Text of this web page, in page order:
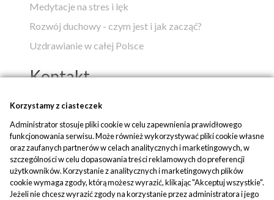
Medytacje na stres i lęk
Rozwój duchowy - czym jest i jak zacząć?
Uzdrawianie w całej Polsce
Kontakt
Popko - Centrum Medytacji i Uzdrawiania
ul. Piaskowa 1
42-700 Rusinowice
tel:+48 509 580 042
mail:biuro@popko.pl
Korzystamy z ciasteczek
Administrator stosuje pliki cookie w celu zapewnienia prawidłowego
funkcjonowania serwisu. Może również wykorzystywać pliki cookie własne
oraz zaufanych partnerów w celach analitycznych i marketingowych, w
szczególności w celu dopasowania treści reklamowych do preferencji
użytkowników. Korzystanie z analitycznych i marketingowych plików
cookie wymaga zgody, którą możesz wyrazić, klikając "Akceptuj wszystkie".
Jeżeli nie chcesz wyrazić zgody na korzystanie przez administratora i jego